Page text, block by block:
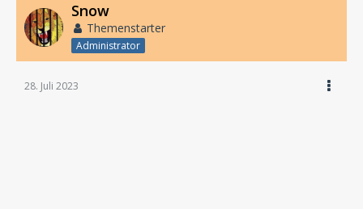
Snow
Themenstarter
Administrator
28. Juli 2023